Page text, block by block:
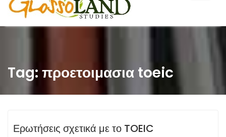
Tag: προετοιμασια toeic
Ερωτήσεις σχετικά με το TOEIC